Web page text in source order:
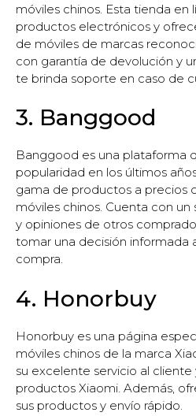
móviles chinos. Esta tienda en
productos electrónicos y
de móviles de marcas
con garantía de devolución y
te brinda soporte en caso de
3. Banggood
Banggood es una plataforma
popularidad en los últimos
gama de productos a precios
móviles chinos. Cuenta con
y opiniones de otros
tomar una decisión informada
compra.
4. Honorbuy
Honorbuy es una página
móviles chinos de la marca
su excelente servicio al
productos Xiaomi. Además,
sus productos y envío rápido.